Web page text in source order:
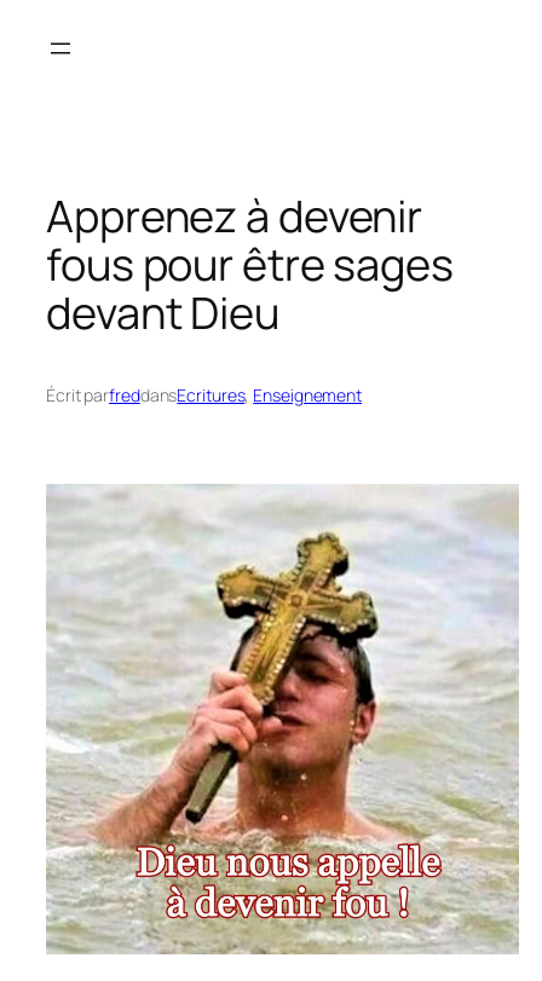
Apprenez à devenir
fous pour être sages
devant Dieu
Écrit parfreddansEcritures, Enseignement